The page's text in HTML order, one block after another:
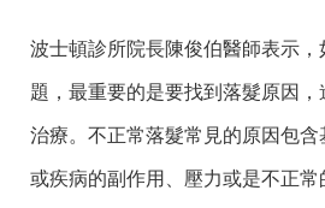
波士頓診所院長陳俊伯醫師表示，
題，最重要的是要找到落髮原因
治療。不正常落髮常見的原因包
或疾病的副作用、壓力或是不正